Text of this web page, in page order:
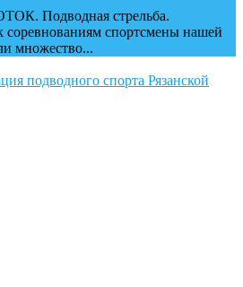
Подводная стрельба.
соревнованиям спортсмены нашей
множество...
подводного спорта Рязанской